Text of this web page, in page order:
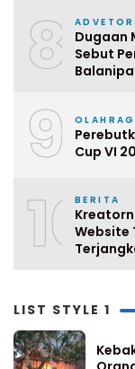
8
Dugaan
Sebut
9
Cup VI
10BERITA
Website
LIST STYLE 1